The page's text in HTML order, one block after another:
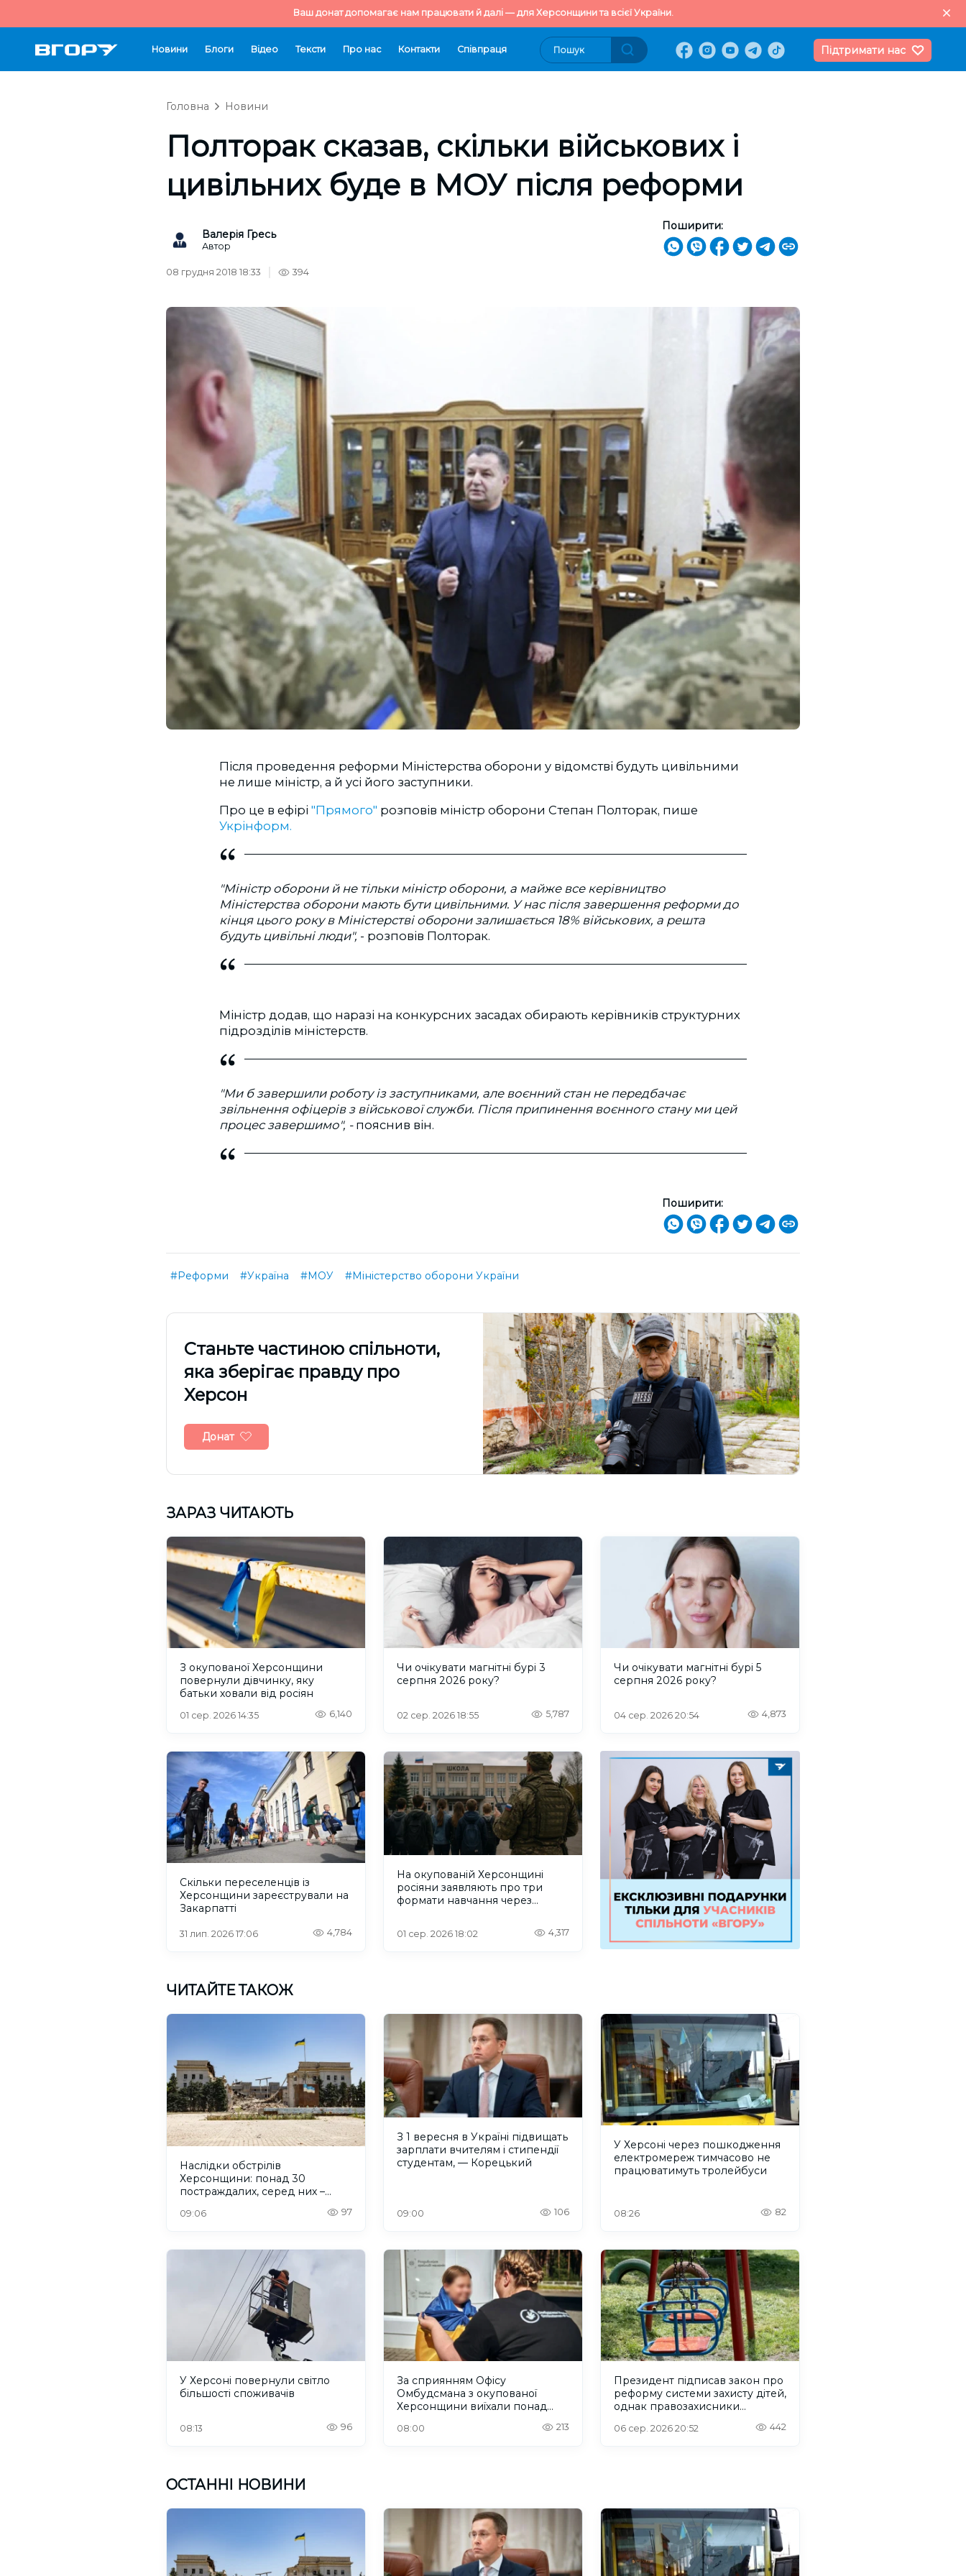
Ваш донат допомагає нам працювати й далі — для Херсонщини та всієї України.
Новини Блоги Відео Тексти Про нас Контакти Cпівпраця Підтримати нас
Головна Новини
Полторак сказав, скільки військових і
цивільних буде в МОУ після реформи
Валерія Гресь
Автор
Поширити:
08 грудня 2018 18:33 394
Після проведення реформи Міністерства оборони у відомстві будуть цивільними
не лише міністр, а й усі його заступники.
Про це в ефірі "Прямого" розповів міністр оборони Степан Полторак, пише
Укрінформ.
"Міністр оборони й не тільки міністр оборони, а майже все керівництво
Міністерства оборони мають бути цивільними. У нас після завершення реформи до
кінця цього року в Міністерстві оборони залишається 18% військових, а решта
будуть цивільні люди", - розповів Полторак.
Міністр додав, що наразі на конкурсних засадах обирають керівників структурних
підрозділів міністерств.
"Ми б завершили роботу із заступниками, але воєнний стан не передбачає
звільнення офіцерів з військової служби. Після припинення воєнного стану ми цей
процес завершимо", -пояснив він.
Поширити:
#Реформи #Україна #МОУ #Міністерство оборони України
Cтаньте частиною спільноти,
яка зберігає правду про
Херсон
Донат
ЗАРАЗ ЧИТАЮТЬ
З окупованої Херсонщини
повернули дівчинку, яку
батьки ховали від росіян
01 сер. 2026 14:35 6,140
Чи очікувати магнітні бурі 3
серпня 2026 року?
02 сер. 2026 18:55 5,787
Чи очікувати магнітні бурі 5
серпня 2026 року?
04 сер. 2026 20:54 4,873
Скільки переселенців із
Херсонщини зареєстрували на
Закарпатті
31 лип. 2026 17:06 4,784
На окупованій Херсонщині
росіяни заявляють про три
формати навчання через
01 сер. 2026 18:02 4,317
ЧИТАЙТЕ ТАКОЖ
Наслідки обстрілів
Херсонщини: понад 30
постраждалих, серед них –
09:06 97
З 1 вересня в Україні підвищать
зарплати вчителям і стипендії
студентам, — Корецький
09:00 106
У Херсоні через пошкодження
електромереж тимчасово не
працюватимуть тролейбуси
08:26 82
У Херсоні повернули світло
більшості споживачів
08:13 96
За сприянням Офісу
Омбудсмана з окупованої
Херсонщини виїхали понад
08:00 213
Президент підписав закон про
реформу системи захисту дітей,
однак правозахисники
06 сер. 2026 20:52 442
ОСТАННІ НОВИНИ